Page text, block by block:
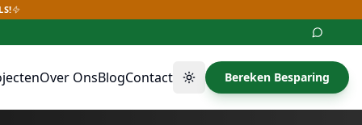
Over OnsBlogContact Thema wisselen
Bereken Besparing